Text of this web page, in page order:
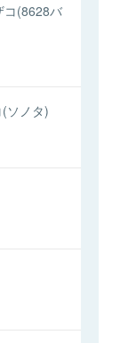
コ(8628バ
ソノタ)